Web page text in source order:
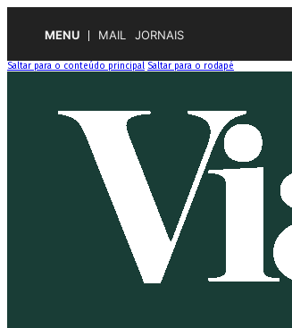
MENU MAIL JORNAIS
Saltar para o conteúdo principal Saltar para o rodapé